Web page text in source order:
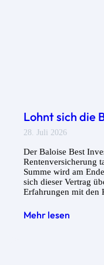
Lohnt sich die
28. Juli 2026
Der Baloise Best
Rentenversicherung
Summe wird am
sich dieser Vertrag
Erfahrungen mit den
Mehr lesen